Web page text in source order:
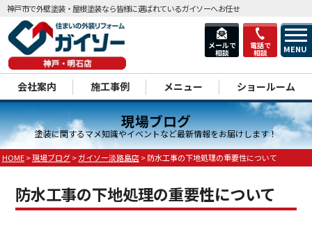
メールで
相談
電話で
相談 MENU
神戸市で外壁塗装・屋根塗装なら皆様に選ばれているガイソーへお任せ
会社案内 施工事例 メニュー ショールーム
現場ブログ
塗装に関するマメ知識やイベントなど最新情報をお届けします！
HOME>現場ブログ>ガイソー淡路島店>防水工事の下地処理の重要性について
防水工事の下地処理の重要性について